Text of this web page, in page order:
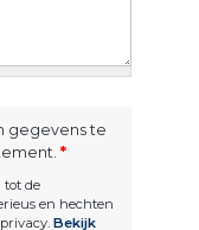
gegevens te
*
tot de
en hechten
Bekijk